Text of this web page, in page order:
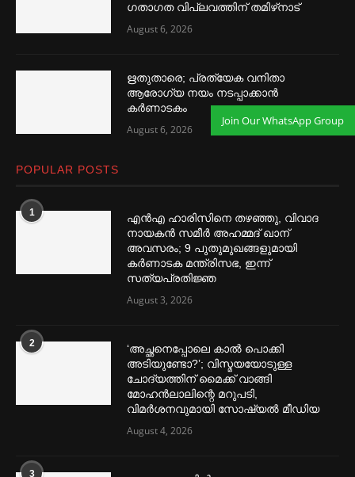
ഗതാഗത വിപ്ലവത്തിന് തമിഴ്‌നാട്
August 6, 2026
ഋതുതാരെ; പ്രത്യേക വനിതാ
ആരോഗ്യ നയം നടപ്പാക്കാൻ
കര്‍ണാടകം
August 6, 2026
POPULAR POSTS
1
എൻഎ ഹാരിസിനെ തഴ‌‍ഞ്ഞു, വിവാദ
നായകൻ സമീര്‍ അഹമ്മദ് ഖാന്
അവസരം; 9 പുതുമുഖങ്ങളുമായി
കര്‍ണാടക മന്ത്രിസഭ, ഇന്ന്
സത്യപ്രതിജ്ഞ
August 3, 2026
2
‘അച്ഛനെപ്പോലെ കാല്‍ പൊക്കി
അടിയുണ്ടോ?’; വിസ്മയയോടുള്ള
ചോദ്യത്തിന് മൈക്ക് വാങ്ങി
മോഹൻലാലിന്റെ മറുപടി,
വിമര്‍ശനവുമായി സോഷ്യല്‍ മീഡിയ
August 4, 2026
3
Join Our WhatsApp Group